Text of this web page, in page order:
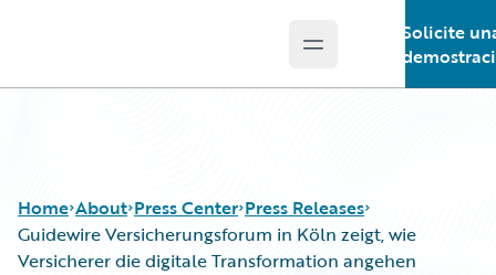
Open main menu
Solicite
Home About Press Center Press Releases
Guidewire Versicherungsforum in Köln zeigt, wie
Versicherer die digitale Transformation angehen